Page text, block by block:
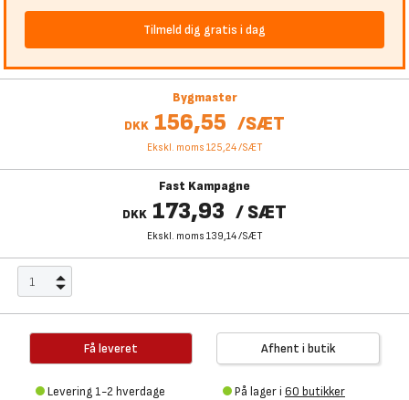
Tilmeld dig gratis i dag
Bygmaster
DKK 156,55 /SÆT
Ekskl. moms 125,24/SÆT
Fast Kampagne
DKK 173,93 /SÆT
Ekskl. moms 139,14/SÆT
Få leveret
Levering 1-2 hverdage
Afhent i butik
På lager i 60 butikker